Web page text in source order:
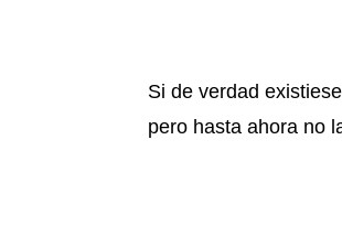
Si de verdad
pero hasta ahora no